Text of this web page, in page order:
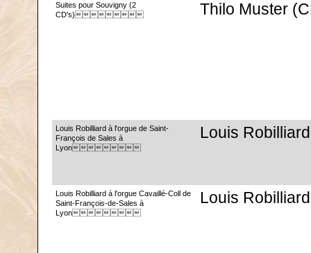
Suites pour Souvigny (2
CD's)
Thilo Muster
Louis Robilliard à l'orgue de Saint-
François de Sales à
Lyon
Louis
Louis Robilliard à l'orgue Cavaillé-Coll de
Saint-François-de-Sales à
Lyon
Louis